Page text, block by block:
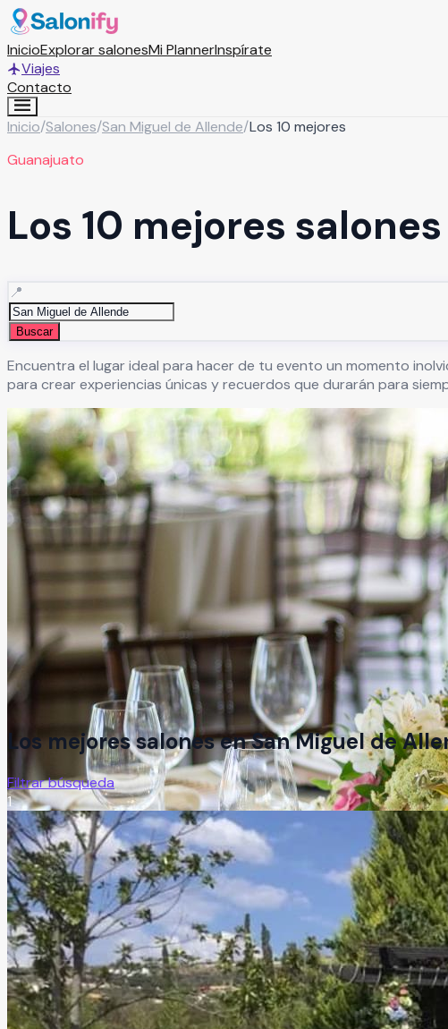
InicioExplorar salonesMi PlannerInspírate
Viajes
Contacto
Inicio/Salones/San Miguel de Allende/Los 10 mejores
Guanajuato
Los 10 mejores
📍
Buscar
Encuentra el lugar ideal para hacer de tu evento un momento
para crear experiencias únicas y recuerdos que durarán para
Los mejores salones enSan Miguel de
Filtrar búsqueda
1